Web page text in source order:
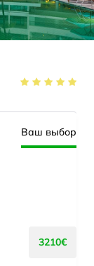
Ваш выбор
3210€